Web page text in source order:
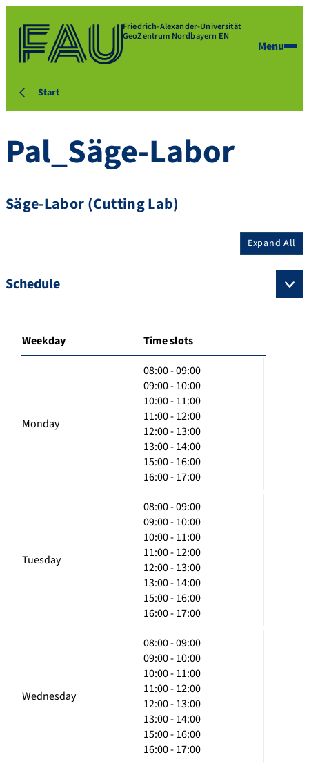
Friedrich-Alexander-Universität
GeoZentrum Nordbayern EN
Menu
Start
Pal_Säge-Labor
Säge-Labor (Cutting Lab)
Expand All
Schedule
Weekday Time slots
Monday
08:00 - 09:00
09:00 - 10:00
10:00 - 11:00
11:00 - 12:00
12:00 - 13:00
13:00 - 14:00
15:00 - 16:00
16:00 - 17:00
Tuesday
08:00 - 09:00
09:00 - 10:00
10:00 - 11:00
11:00 - 12:00
12:00 - 13:00
13:00 - 14:00
15:00 - 16:00
16:00 - 17:00
Wednesday
08:00 - 09:00
09:00 - 10:00
10:00 - 11:00
11:00 - 12:00
12:00 - 13:00
13:00 - 14:00
15:00 - 16:00
16:00 - 17:00